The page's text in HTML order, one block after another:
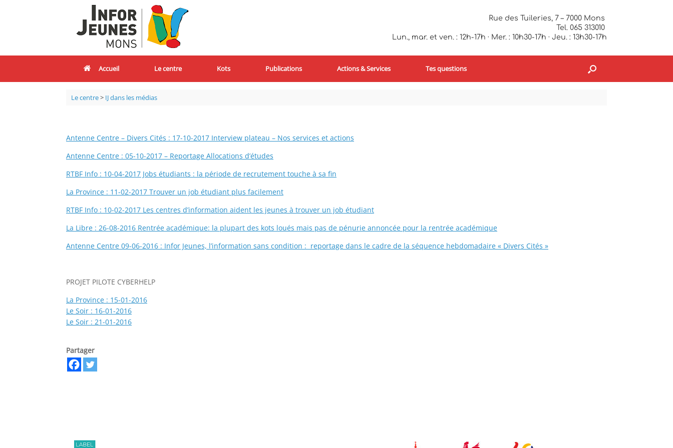
Rue des Tuileries, 7 – 7000 Mons
Tel. 065 313010
Lun., mar. et ven. : 12h-17h · Mer. : 10h30-17h · Jeu. : 13h30-17h
Accueil Le centre Kots Publications Actions & Services Tes questions
Le centre> IJ dans les médias
Antenne Centre – Divers Cités : 17-10-2017 Interview plateau – Nos services et actions
Antenne Centre : 05-10-2017 – Reportage Allocations d’études
RTBF Info : 10-04-2017 Jobs étudiants : la période de recrutement touche à sa fin
La Province : 11-02-2017 Trouver un job étudiant plus facilement
RTBF Info : 10-02-2017 Les centres d’information aident les jeunes à trouver un job étudiant
La Libre : 26-08-2016 Rentrée académique: la plupart des kots loués mais pas de pénurie annoncée pour la rentrée académique
Antenne Centre 09-06-2016 : Infor Jeunes, l’information sans condition : reportage dans le cadre de la séquence hebdomadaire « Divers Cités »
PROJET PILOTE CYBERHELP
La Province : 15-01-2016
Le Soir : 16-01-2016
Le Soir : 21-01-2016
Partager